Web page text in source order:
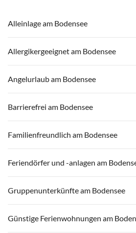
Alleinlage am Bodensee
Allergikergeeignet am Bodensee
Angelurlaub am Bodensee
Barrierefrei am Bodensee
Familienfreundlich am Bodensee
Feriendörfer und -anlagen am
Gruppenunterkünfte am Bodensee
Günstige Ferienwohnungen am